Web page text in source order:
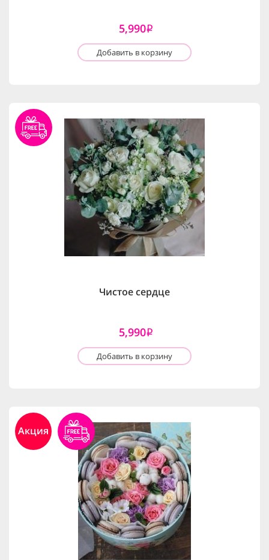
5,990i
Добавить в корзину
Чистое сердце
5,990i
Добавить в корзину
Акция